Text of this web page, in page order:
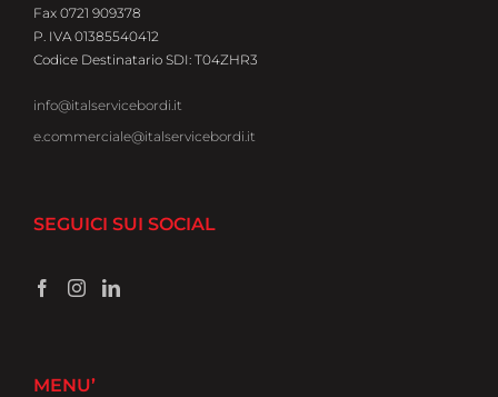
Fax 0721 909378
P. IVA 01385540412
Codice Destinatario SDI: T04ZHR3
info@italservicebordi.it
e.commerciale@italservicebordi.it
SEGUICI SUI SOCIAL
MENU’